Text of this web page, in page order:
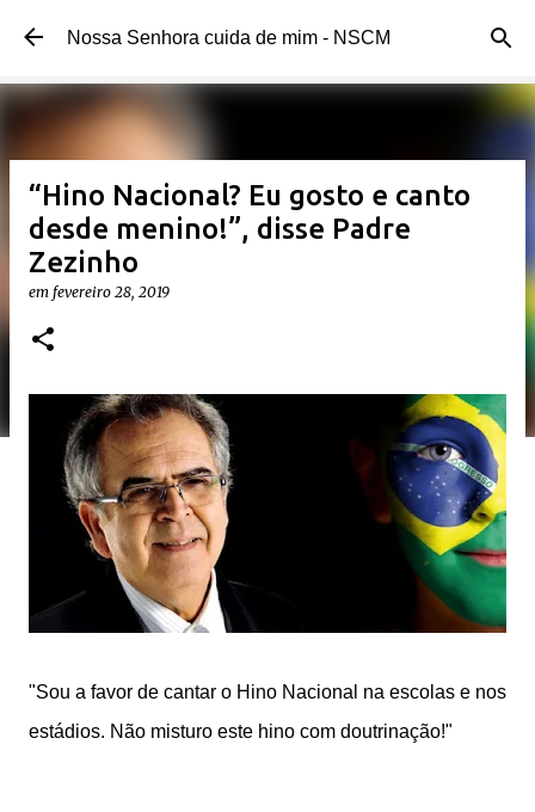
Pular para o conteúdo principal
Nossa Senhora cuida de mim - NSCM
“Hino Nacional? Eu gosto e canto
desde menino!”, disse Padre
Zezinho
em fevereiro 28, 2019
"Sou a favor de cantar o Hino Nacional na escolas e nos
estádios. Não misturo este hino com doutrinação!"